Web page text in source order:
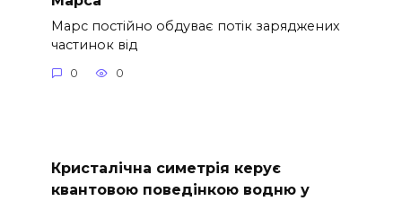
Марс постійно обдуває потік заряджених
частинок від
0 0
Кристалічна симетрія керує
квантовою поведінкою водню у